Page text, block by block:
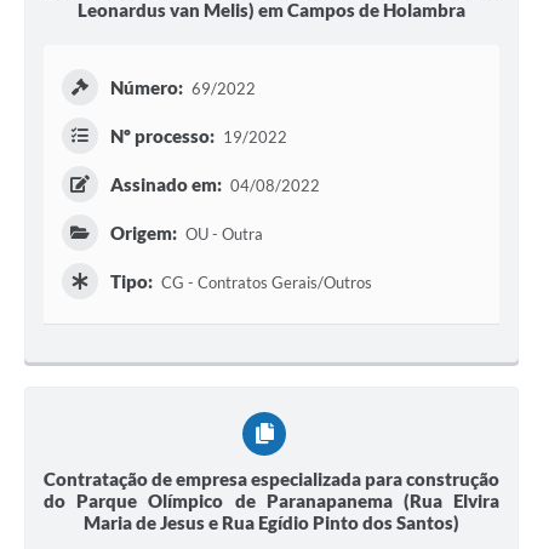
Leonardus van Melis) em Campos de Holambra
Número: 69/2022
Nº processo: 19/2022
Assinado em: 04/08/2022
Origem: OU - Outra
Tipo: CG - Contratos Gerais/Outros
Contratação de empresa especializada para construção
do Parque Olímpico de Paranapanema (Rua Elvira
Maria de Jesus e Rua Egídio Pinto dos Santos)